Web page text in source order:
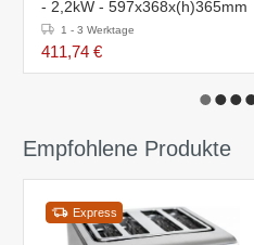
- 2,2kW - 597x368x(h)365mm
1 - 3 Werktage
411,74 €
Empfohlene Produkte
Express